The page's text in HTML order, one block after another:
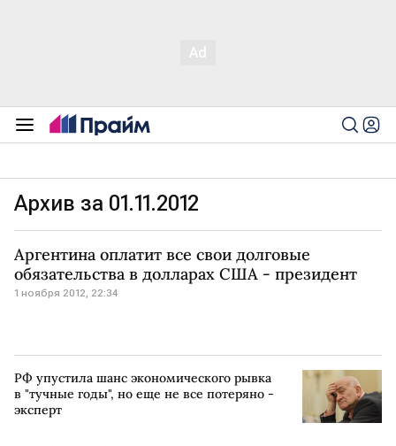
Архив за 01.11.2012
Аргентина оплатит все свои долговые
обязательства в долларах США - президент
1 ноября 2012, 22:34
РФ упустила шанс экономического рывка
в "тучные годы", но еще не все потеряно -
эксперт